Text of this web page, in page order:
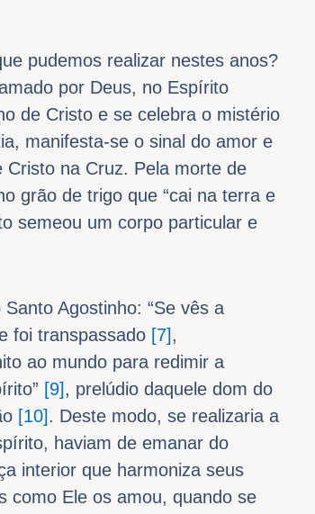
pudemos realizar nestes anos?
por Deus, no Espírito
de Cristo e se celebra o mistério
manifesta-se o sinal do amor e
na Cruz. Pela morte de
grão de trigo que “cai na terra e
semeou um corpo particular e
Agostinho: “Se vês a
foi transpassado [7],
ao mundo para redimir a
[9], prelúdio daquele dom do
[10]. Deste modo, se realizaria a
haviam de emanar do
interior que harmoniza seus
como Ele os amou, quando se